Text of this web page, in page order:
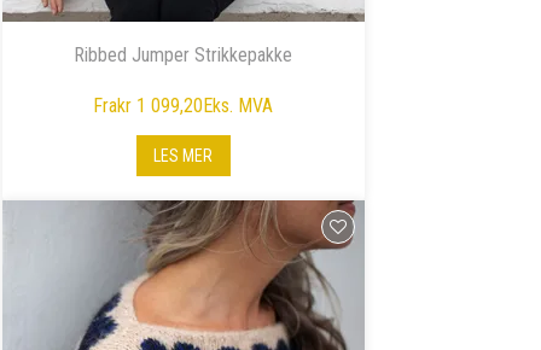
Ribbed Jumper Strikkepakke
Frakr 1 099,20Eks. MVA
LES MER